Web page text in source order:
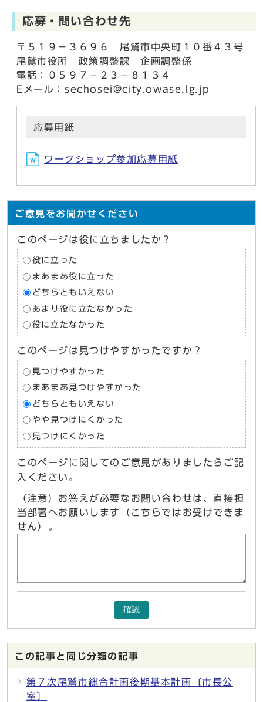
応募・問い合わせ先
〒５１９－３６９６ 尾鷲市中央町１０番４３号
尾鷲市役所 政策調整課 企画調整係
電話：０５９７－２３－８１３４
Eメール：sechosei@city.owase.lg.jp
応募用紙
ワークショップ参加応募用紙
ご意見をお聞かせください
このページは役に立ちましたか？
役に立った
まあまあ役に立った
どちらともいえない
あまり役に立たなかった
役に立たなかった
このページは見つけやすかったですか？
見つけやすかった
まあまあ見つけやすかった
どちらともいえない
やや見つけにくかった
見つけにくかった
このページに関してのご意見がありましたらご記
入ください。
（注意）お答えが必要なお問い合わせは、直接担
当部署へお願いします（こちらではお受けできま
せん）。
確認
この記事と同じ分類の記事
第７次尾鷲市総合計画後期基本計画〔市長公
室〕